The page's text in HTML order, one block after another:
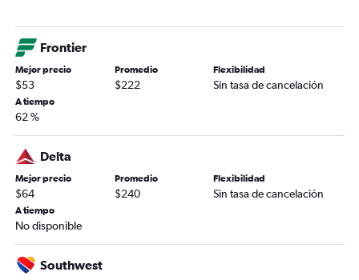
Frontier
Mejor precio
$53
Promedio
$222
Flexibilidad
Sin tasa de cancelación
A tiempo
62 %
Delta
Mejor precio
$64
Promedio
$240
Flexibilidad
Sin tasa de cancelación
A tiempo
No disponible
Southwest